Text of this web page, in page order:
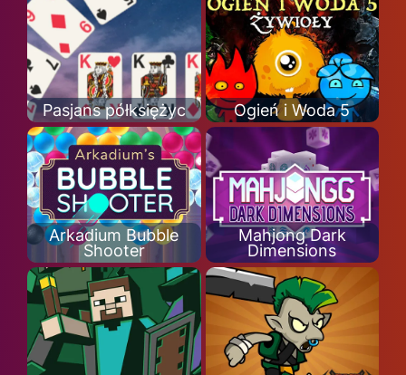
Pasjans półksiężyc Ogień i Woda 5
Arkadium Bubble
Shooter
Mahjong Dark
Dimensions